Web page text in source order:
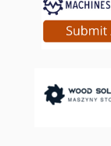
Müthing
Sack &